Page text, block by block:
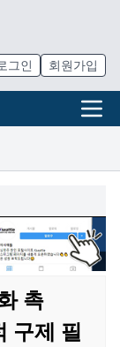
그인 회원가입
촉
구제 필